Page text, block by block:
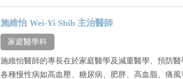
施維怡 Wei-Yi Shih 主治醫師
家庭醫學科
施維怡醫師的專長在於家庭醫學及減重醫學、預防
各種慢性病如高血壓、糖尿病、肥胖、高血脂、痛